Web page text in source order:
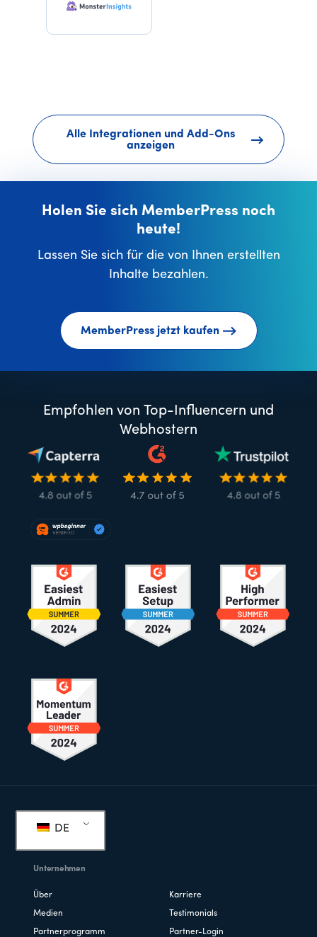
Alle Integrationen und Add-Ons
anzeigen
Holen Sie sich MemberPress noch
heute!
Lassen Sie sich für die von Ihnen erstellten
Inhalte bezahlen.
MemberPress jetzt kaufen
Empfohlen von Top-Influencern und
Webhostern
DE
Unternehmen
Über Karriere
Medien Testimonials
Partnerprogramm Partner-Login